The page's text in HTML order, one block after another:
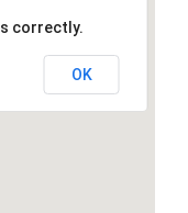
correctly.
OK